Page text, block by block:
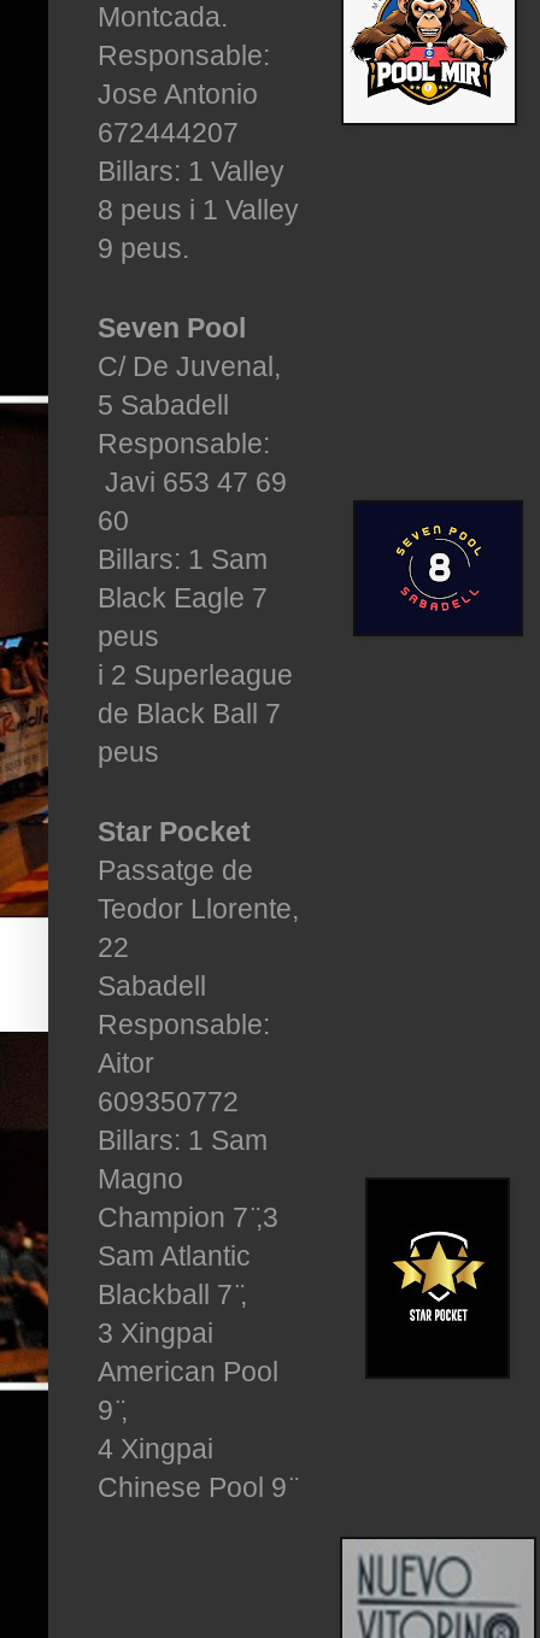
Montcada.
Responsable:
Jose Antonio
672444207
Billars: 1 Valley
8 peus i 1 Valley
9 peus.
Seven Pool
C/ De Juvenal,
5 Sabadell
Responsable:
Javi 653 47 69
60
Billars: 1 Sam
Black Eagle 7
peus
i 2 Superleague
de Black Ball 7
peus
Star Pocket
Passatge de
Teodor Llorente,
22
Sabadell
Responsable:
Aitor
609350772
Billars: 1 Sam
Magno
Champion 7̈,3
Sam Atlantic
Blackball 7 ̈,
3 Xingpai
American Pool
9 ̈,
4 Xingpai
Chinese Pool 9 ̈